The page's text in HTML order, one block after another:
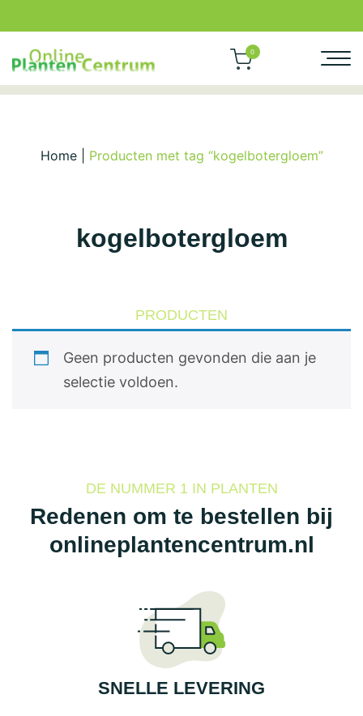
0
Home| Producten met tag “kogelbotergloem”
kogelbotergloem
PRODUCTEN
Geen producten gevonden die aan je
selectie voldoen.
DE NUMMER 1 IN PLANTEN
Redenen om te bestellen bij
onlineplantencentrum.nl
SNELLE LEVERING